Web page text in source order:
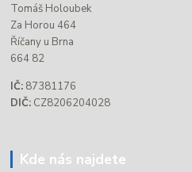
Tomáš Holoubek
Za Horou 464
Říčany u Brna
664 82
IČ: 87381176
DIČ: CZ8206204028
Kde nás najdete